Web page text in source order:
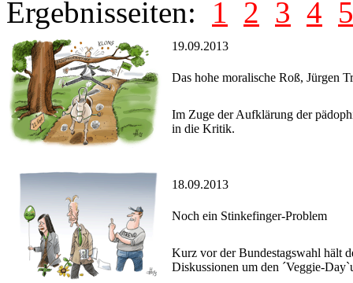
Ergebnisseiten: 1 2 3 4 5
19.09.2013
Das hohe moralische Roß, Jürgen
Im Zuge der Aufklärung der
in die Kritik.
18.09.2013
Noch ein Stinkefinger-Problem
Kurz vor der Bundestagswahl hält
Diskussionen um den ´Veggie-